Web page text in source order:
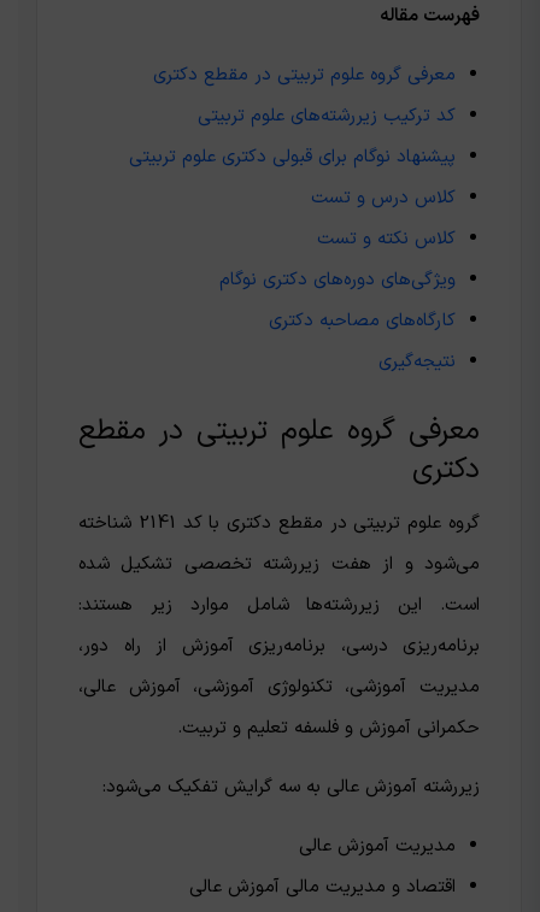
فهرست مقاله
معرفی گروه علوم تربیتی در مقطع دکتری
کد ترکیب زیررشته‌های علوم تربیتی
پیشنهاد نوگام برای قبولی دکتری علوم تربیتی
کلاس درس و تست
کلاس نکته و تست
ویژگی‌های دوره‌های دکتری نوگام
کارگاه‌های مصاحبه دکتری
نتیجه‌گیری
معرفی گروه علوم تربیتی در مقطع
دکتری
گروه علوم تربیتی در مقطع دکتری با کد 2141 شناخته
می‌شود و از هفت زیررشته تخصصی تشکیل شده
است. این زیررشته‌ها شامل موارد زیر هستند:
برنامه‌ریزی درسی، برنامه‌ریزی آموزش از راه دور،
مدیریت آموزشی، تکنولوژی آموزشی، آموزش عالی،
حکمرانی آموزش و فلسفه تعلیم و تربیت.
زیررشته آموزش عالی به سه گرایش تفکیک می‌شود:
مدیریت آموزش عالی
اقتصاد و مدیریت مالی آموزش عالی